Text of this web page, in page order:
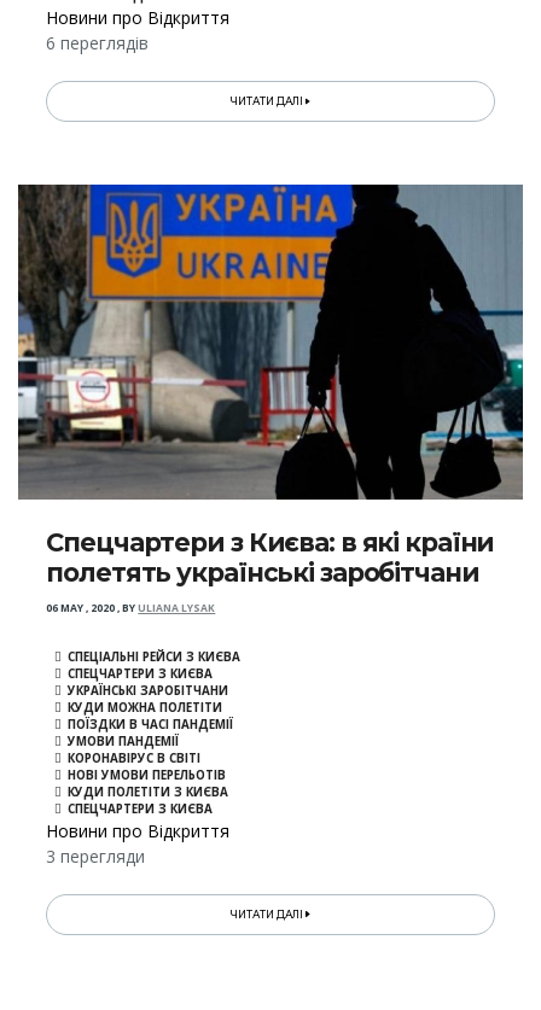
Новини про Відкриття
6 переглядів
ЧИТАТИ ДАЛІ
Спецчартери з Києва: в які країни
полетять українські заробітчани
06 MAY , 2020,BYULIANA LYSAK
СПЕЦІАЛЬНІ РЕЙСИ З КИЄВА
СПЕЦЧАРТЕРИ З КИЄВА
УКРАЇНСЬКІ ЗАРОБІТЧАНИ
КУДИ МОЖНА ПОЛЕТІТИ
ПОЇЗДКИ В ЧАСІ ПАНДЕМІЇ
УМОВИ ПАНДЕМІЇ
КОРОНАВІРУС В СВІТІ
НОВІ УМОВИ ПЕРЕЛЬОТІВ
КУДИ ПОЛЕТІТИ З КИЄВА
СПЕЦЧАРТЕРИ З КИЄВА
Новини про Відкриття
3 перегляди
ЧИТАТИ ДАЛІ